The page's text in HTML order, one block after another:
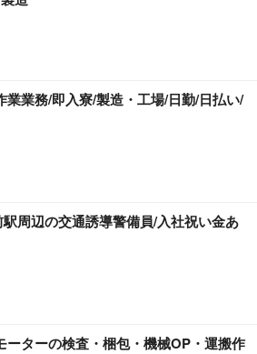
業業務/即入寮/製造・工場/日勤/日払い/
周辺の交通誘導警備員/入社祝い金あ
ーターの検査・梱包・機械OP・運搬作